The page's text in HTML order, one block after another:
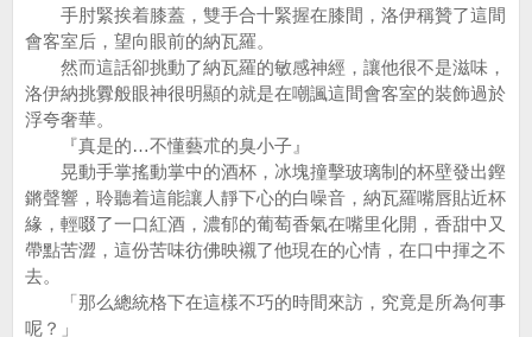
手肘緊挨着膝蓋，雙手合十緊握在膝間，洛伊稱贊了這間
會客室后，望向眼前的納瓦羅。
然而這話卻挑動了納瓦羅的敏感神經，讓他很不是滋味，
洛伊納挑釁般眼神很明顯的就是在嘲諷這間會客室的裝飾過於
浮夸奢華。
『真是的…不懂藝朮的臭小子』
晃動手掌搖動掌中的酒杯，冰塊撞擊玻璃制的杯壁發出鏗
鏘聲響，聆聽着這能讓人靜下心的白噪音，納瓦羅嘴唇貼近杯
緣，輕啜了一口紅酒，濃郁的葡萄香氣在嘴里化開，香甜中又
帶點苦澀，這份苦味彷佛映襯了他現在的心情，在口中揮之不
去。
「那么總統格下在這樣不巧的時間來訪，究竟是所為何事
呢？」